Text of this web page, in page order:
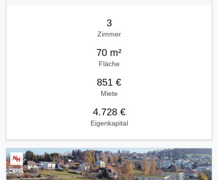
3
Zimmer
70 m²
Fläche
851 €
Miete
4.728 €
Eigenkapital